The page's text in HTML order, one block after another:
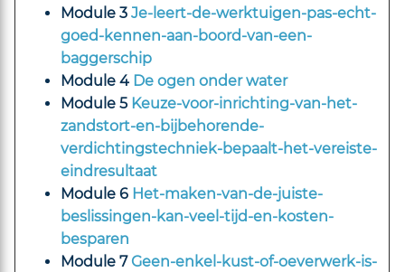
Module 3 Je-leert-de-werktuigen-pas-echt-
goed-kennen-aan-boord-van-een-
baggerschip
Module 4 De ogen onder water
Module 5 Keuze-voor-inrichting-van-het-
zandstort-en-bijbehorende-
verdichtingstechniek-bepaalt-het-vereiste-
eindresultaat
Module 6 Het-maken-van-de-juiste-
beslissingen-kan-veel-tijd-en-kosten-
besparen
Module 7Geen-enkel-kust-of-oeverwerk-is-